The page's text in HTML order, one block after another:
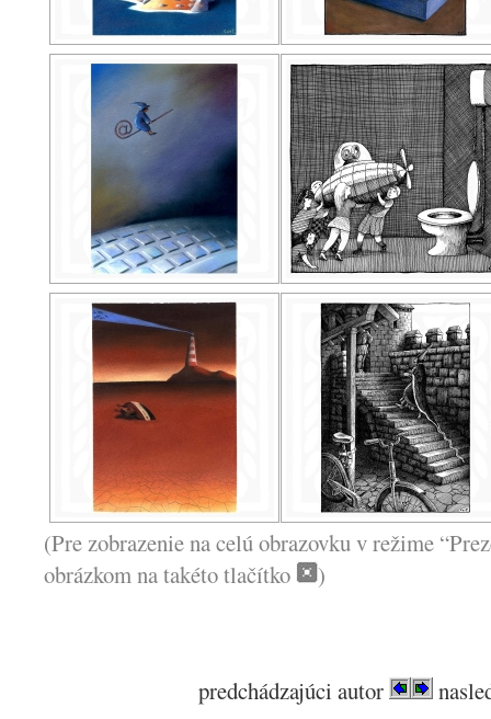
(Pre zobrazenie na celú obrazovku v režime
obrázkom na takéto tlačítko
)
predchádzajúci autor